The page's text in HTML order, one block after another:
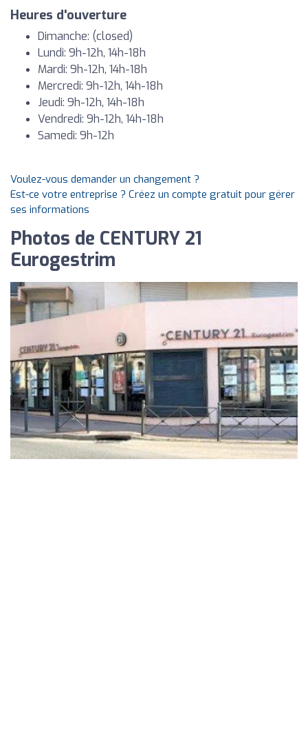
Heures d'ouverture
Dimanche: (closed)
Lundi: 9h-12h, 14h-18h
Mardi: 9h-12h, 14h-18h
Mercredi: 9h-12h, 14h-18h
Jeudi: 9h-12h, 14h-18h
Vendredi: 9h-12h, 14h-18h
Samedi: 9h-12h
Voulez-vous demander un changement ?
Est-ce votre entreprise ? Créez un compte gratuit pour gérer
ses informations
Photos de CENTURY 21
Eurogestrim